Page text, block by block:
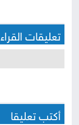
تعليقات القراء
أكتب تعليقا